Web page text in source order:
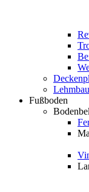
Lehmbau
Fußboden